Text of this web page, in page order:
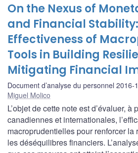
On the Nexus of
and Financial Stability:
Effectiveness of
Tools in Building
Mitigating Financial
Document d’analyse du personnel 2016-
Miguel Molico
L’objet de cette note est d’évaluer, à
canadiennes et internationales,
macroprudentielles pour renforcer la
les déséquilibres financiers.